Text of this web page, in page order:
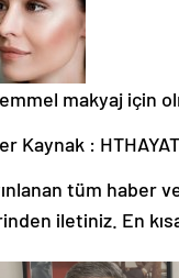
makyaj için
Kaynak :
tüm haber
iletiniz. En